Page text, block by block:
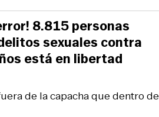
de la capacha que dentro de
8.815 personas
sexuales contra
está en libertad